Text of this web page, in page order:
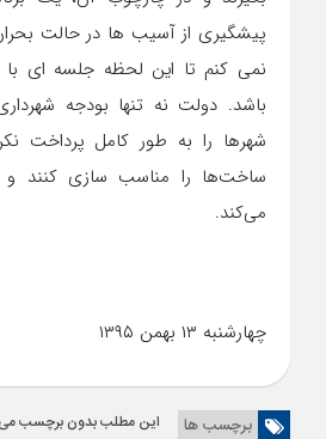
پیشگیری از آسیب ها در حالت بحران
نمی کنم تا این لحظه جلسه ای
باشد. دولت نه تنها بودجه
شهرها را به طور کامل پرداخت
ساخت‌ها را مناسب سازی کنند و
می‌کند.
چهارشنبه ۱۳ بهمن ۱۳۹۵
برچسب ها این مطلب بدون برچسب